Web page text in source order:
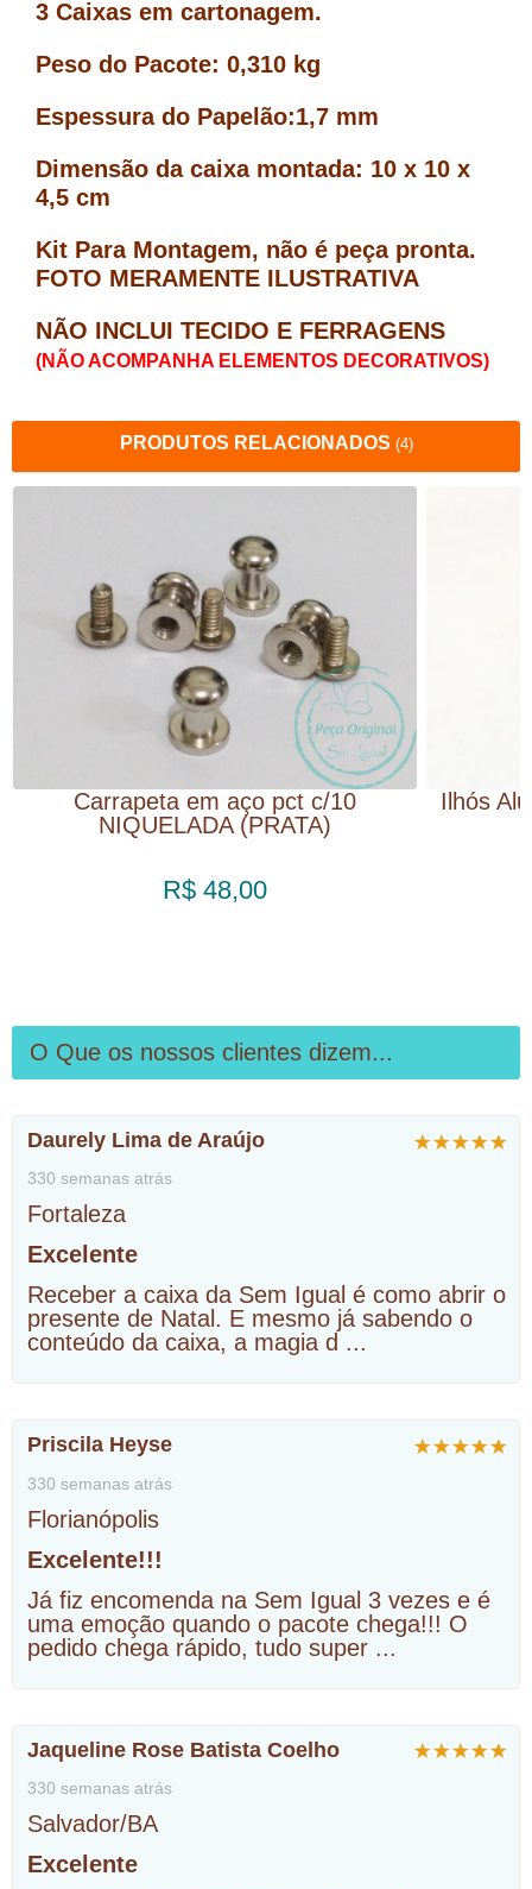
3 Caixas em cartonagem.
Peso do Pacote: 0,310 kg
Espessura do Papelão:1,7 mm
Dimensão da caixa montada: 10 x 10 x
4,5 cm
Kit Para Montagem, não é peça pronta.
FOTO MERAMENTE ILUSTRATIVA
NÃO INCLUI TECIDO E FERRAGENS
(NÃO ACOMPANHA ELEMENTOS DECORATIVOS)
PRODUTOS RELACIONADOS (4)
Carrapeta em aço pct c/10
NIQUELADA (PRATA)
R$ 48,00
Ilhós
O Que os nossos clientes dizem...
Daurely Lima de Araújo
330 semanas atrás
Fortaleza
Excelente
Receber a caixa da Sem Igual é como abrir o
presente de Natal. E mesmo já sabendo o
conteúdo da caixa, a magia d ...
Priscila Heyse
330 semanas atrás
Florianópolis
Excelente!!!
Já fiz encomenda na Sem Igual 3 vezes e é
uma emoção quando o pacote chega!!! O
pedido chega rápido, tudo super ...
Jaqueline Rose Batista Coelho
330 semanas atrás
Salvador/BA
Excelente